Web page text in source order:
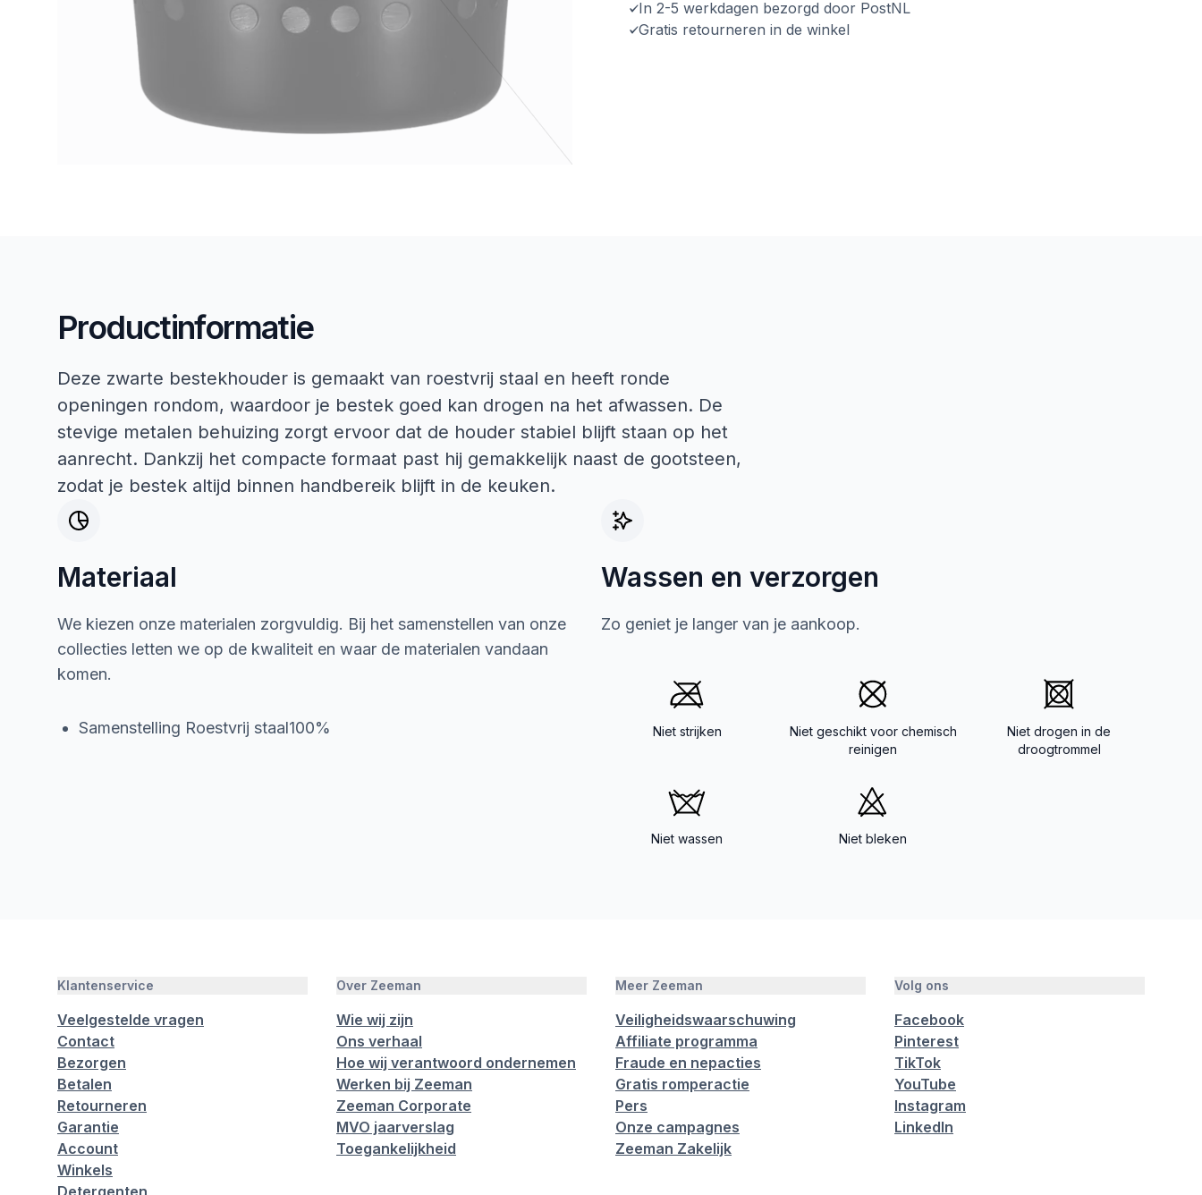
In 2-5 werkdagen bezorgd door PostNL
Gratis retourneren in de winkel
Productinformatie
Deze zwarte bestekhouder is gemaakt van roestvrij staal en heeft ronde
openingen rondom, waardoor je bestek goed kan drogen na het afwassen. De
stevige metalen behuizing zorgt ervoor dat de houder stabiel blijft staan op het
aanrecht. Dankzij het compacte formaat past hij gemakkelijk naast de gootsteen,
zodat je bestek altijd binnen handbereik blijft in de keuken.
Materiaal
We kiezen onze materialen zorgvuldig. Bij het samenstellen van onze
collecties letten we op de kwaliteit en waar de materialen vandaan
komen.
Samenstelling Roestvrij staal100%
Wassen en verzorgen
Zo geniet je langer van je aankoop.
Niet strijken
Niet geschikt voor chemisch
reinigen
Niet drogen in de
droogtrommel
Niet wassen Niet bleken
Klantenservice
Veelgestelde vragen
Contact
Bezorgen
Betalen
Retourneren
Garantie
Account
Winkels
Detergenten
Over Zeeman
Wie wij zijn
Ons verhaal
Hoe wij verantwoord ondernemen
Werken bij Zeeman
Zeeman Corporate
MVO jaarverslag
Toegankelijkheid
Meer Zeeman
Veiligheidswaarschuwing
Affiliate programma
Fraude en nepacties
Gratis romperactie
Pers
Onze campagnes
Zeeman Zakelijk
Volg ons
Facebook
Pinterest
TikTok
YouTube
Instagram
LinkedIn